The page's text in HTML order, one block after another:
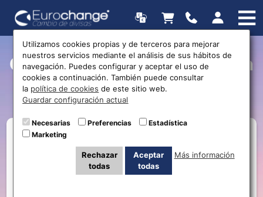
Currently Viewing Posts in
Tailandia
Guía Songkran 2026: Cómo sobrevivir a la
Utilizamos cookies propias y de terceros para mejorar
nuestros servicios mediante el análisis de sus hábitos de
navegación. Puedes configurar y aceptar el uso de
cookies a continuación. También puede consultar
la política de cookies de este sitio web.
Guardar configuración actual
Necesarias Preferencias
Estadística
Marketing
Rechazar
todas
Aceptar
todas
Más información